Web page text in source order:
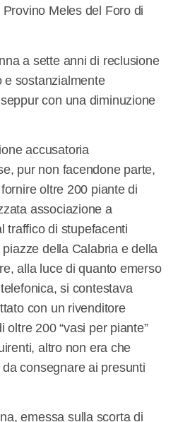
Meles del Foro di
a sette anni di reclusione
e sostanzialmente
con una diminuzione
accusatoria
pur non facendone parte,
oltre 200 piante di
associazione a
traffico di stupefacenti
della Calabria e della
alla luce di quanto emerso
si contestava
con un rivenditore
oltre 200 “vasi per piante”
altro non era che
consegnare ai presunti
emessa sulla scorta di